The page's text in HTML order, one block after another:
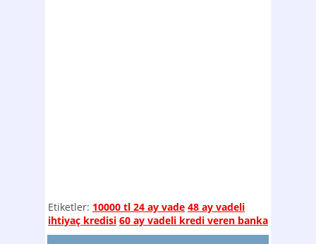
Etiketler: 10000 tl 24 ay vade 48 ay vadeli
ihtiyaç kredisi 60 ay vadeli kredi veren banka